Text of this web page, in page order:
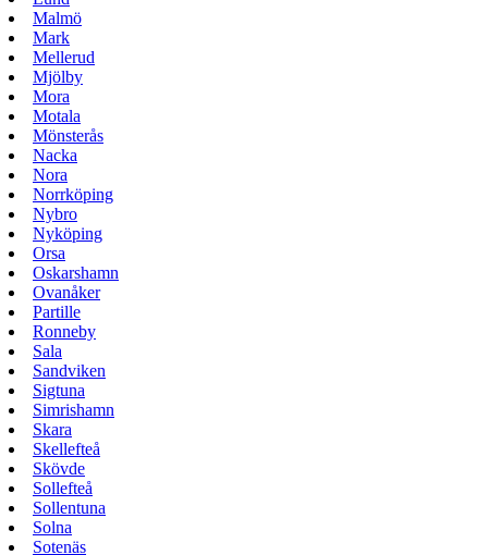
Malmö
Mark
Mellerud
Mjölby
Mora
Motala
Mönsterås
Nacka
Nora
Norrköping
Nybro
Nyköping
Orsa
Oskarshamn
Ovanåker
Partille
Ronneby
Sala
Sandviken
Sigtuna
Simrishamn
Skara
Skellefteå
Skövde
Sollefteå
Sollentuna
Solna
Sotenäs